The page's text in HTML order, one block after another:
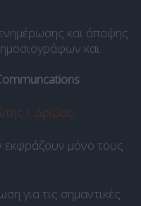
και άποψης
και
.
Ι. Δρίβας.
μόνο τους
για τις σημαντικές